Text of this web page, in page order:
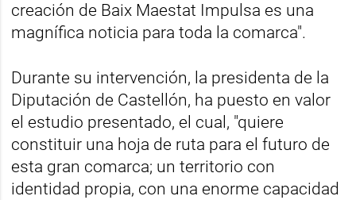
creación de Baix Maestat Impulsa es una
magnífica noticia para toda la comarca".
Durante su intervención, la presidenta de la
Diputación de Castellón, ha puesto en valor
el estudio presentado, el cual, "quiere
constituir una hoja de ruta para el futuro de
esta gran comarca; un territorio con
identidad propia, con una enorme capacidad